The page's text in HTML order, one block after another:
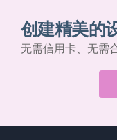
创建精美的
无需信用卡、无需